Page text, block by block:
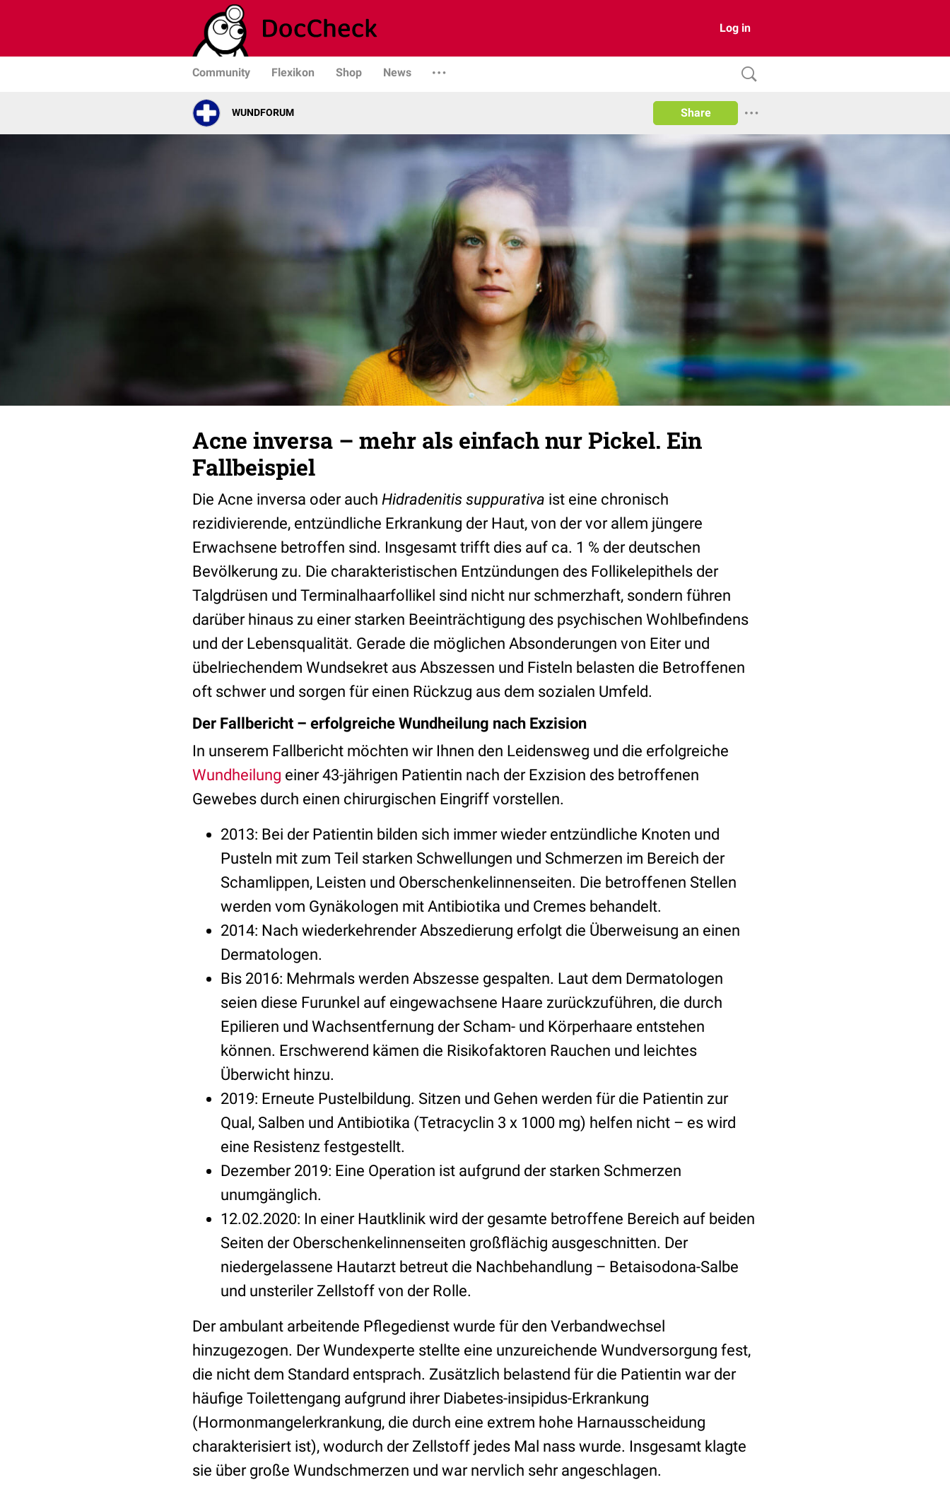
Log in
Community Flexikon Shop News
WUNDFORUM Share
Acne inversa – mehr als einfach nur Pickel. Ein
Fallbeispiel
Die Acne inversa oder auch Hidradenitis suppurativa ist eine chronisch
rezidivierende, entzündliche Erkrankung der Haut, von der vor allem jüngere
Erwachsene betroffen sind. Insgesamt trifft dies auf ca. 1 % der deutschen
Bevölkerung zu. Die charakteristischen Entzündungen des Follikelepithels der
Talgdrüsen und Terminalhaarfollikel sind nicht nur schmerzhaft, sondern führen
darüber hinaus zu einer starken Beeinträchtigung des psychischen Wohlbefindens
und der Lebensqualität. Gerade die möglichen Absonderungen von Eiter und
übelriechendem Wundsekret aus Abszessen und Fisteln belasten die Betroffenen
oft schwer und sorgen für einen Rückzug aus dem sozialen Umfeld.
Der Fallbericht – erfolgreiche Wundheilung nach Exzision
In unserem Fallbericht möchten wir Ihnen den Leidensweg und die erfolgreiche
Wundheilung einer 43-jährigen Patientin nach der Exzision des betroffenen
Gewebes durch einen chirurgischen Eingriff vorstellen.
2013: Bei der Patientin bilden sich immer wieder entzündliche Knoten und
Pusteln mit zum Teil starken Schwellungen und Schmerzen im Bereich der
Schamlippen, Leisten und Oberschenkelinnenseiten. Die betroffenen Stellen
werden vom Gynäkologen mit Antibiotika und Cremes behandelt.
2014: Nach wiederkehrender Abszedierung erfolgt die Überweisung an einen
Dermatologen.
Bis 2016: Mehrmals werden Abszesse gespalten. Laut dem Dermatologen
seien diese Furunkel auf eingewachsene Haare zurückzuführen, die durch
Epilieren und Wachsentfernung der Scham- und Körperhaare entstehen
können. Erschwerend kämen die Risikofaktoren Rauchen und leichtes
Überwicht hinzu.
2019: Erneute Pustelbildung. Sitzen und Gehen werden für die Patientin zur
Qual, Salben und Antibiotika (Tetracyclin 3 x 1000 mg) helfen nicht – es wird
eine Resistenz festgestellt.
Dezember 2019: Eine Operation ist aufgrund der starken Schmerzen
unumgänglich.
12.02.2020: In einer Hautklinik wird der gesamte betroffene Bereich auf beiden
Seiten der Oberschenkelinnenseiten großflächig ausgeschnitten. Der
niedergelassene Hautarzt betreut die Nachbehandlung – Betaisodona-Salbe
und unsteriler Zellstoff von der Rolle.
Der ambulant arbeitende Pflegedienst wurde für den Verbandwechsel
hinzugezogen. Der Wundexperte stellte eine unzureichende Wundversorgung fest,
die nicht dem Standard entsprach. Zusätzlich belastend für die Patientin war der
häufige Toilettengang aufgrund ihrer Diabetes-insipidus-Erkrankung
(Hormonmangelerkrankung, die durch eine extrem hohe Harnausscheidung
charakterisiert ist), wodurch der Zellstoff jedes Mal nass wurde. Insgesamt klagte
sie über große Wundschmerzen und war nervlich sehr angeschlagen.